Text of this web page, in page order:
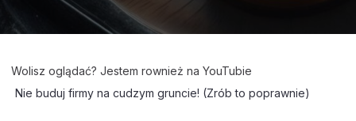
Wolisz oglądać? Jestem rownież na YouTubie
Nie buduj firmy na cudzym gruncie! (Zrób to poprawnie)